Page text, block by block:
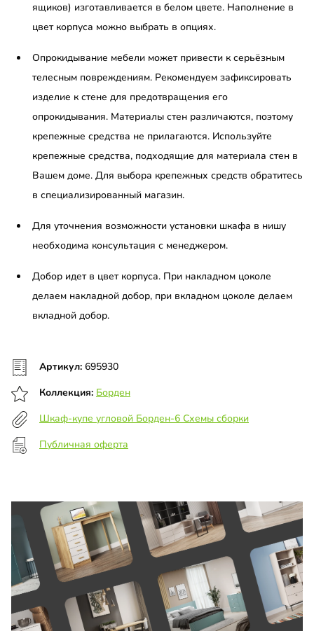
ящиков) изготавливается в белом цвете. Наполнение в
цвет корпуса можно выбрать в опциях.
Опрокидывание мебели может привести к серьёзным
телесным повреждениям. Рекомендуем зафиксировать
изделие к стене для предотвращения его
опрокидывания. Материалы стен различаются, поэтому
крепежные средства не прилагаются. Используйте
крепежные средства, подходящие для материала стен в
Вашем доме. Для выбора крепежных средств обратитесь
в специализированный магазин.
Для уточнения возможности установки шкафа в нишу
необходима консультация с менеджером.
Добор идет в цвет корпуса. При накладном цоколе
делаем накладной добор, при вкладном цоколе делаем
вкладной добор.
Артикул: 695930
Коллекция: Борден
Шкаф-купе угловой Борден-6 Схемы сборки
Публичная оферта